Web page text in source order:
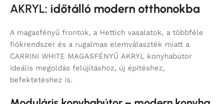
AKRYL: időtálló modern otthonokba
A magasfényű frontok, a Hettich vasalatok, a többféle
fiókrendszer és a rugalmas elemválaszték miatt a
CARRINI WHITE MAGASFÉNYŰ AKRYL konyhabútor
ideális megoldás felújításhoz, új építéshez,
befektetéshez is.